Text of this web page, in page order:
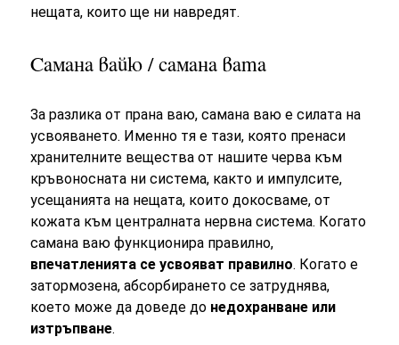
нещата, които ще ни навредят.
Самана вайю / самана вата
За разлика от прана ваю, самана ваю е силата на
усвояването. Именно тя е тази, която пренаси
хранителните вещества от нашите черва към
кръвоносната ни система, както и импулсите,
усещанията на нещата, които докосваме, от
кожата към централната нервна система. Когато
самана ваю функционира правилно,
впечатленията се усвояват правилно. Когато е
затормозена, абсорбирането се затруднява,
което може да доведе до недохранване или
изтръпване.